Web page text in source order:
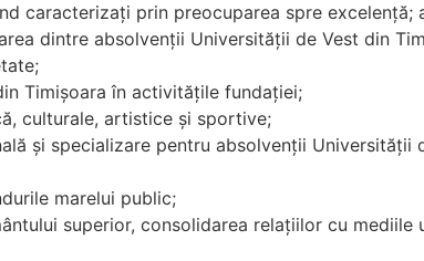
caracterizaţi prin preocuparea spre excelenţă;
dintre absolvenţii Universităţii de Vest din
Timişoara în activităţile fundaţiei;
culturale, artistice și sportive;
şi specializare pentru absolvenţii Universităţii
marelui public;
superior, consolidarea relaţiilor cu